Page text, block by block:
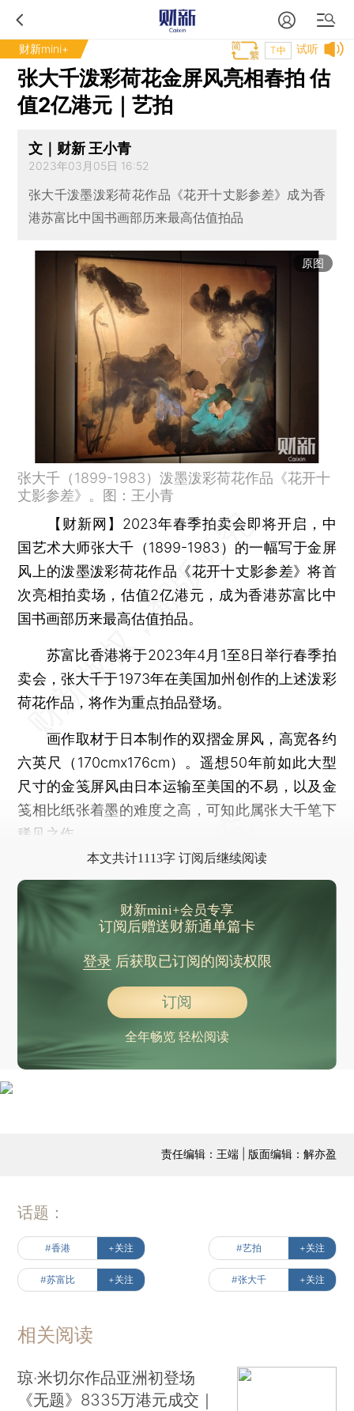
财新mini+ 试听
T中
张大千泼彩荷花金屏风亮相春拍 估
值2亿港元｜艺拍
文｜财新 王小青
2023年03月05日 16:52
张大千泼墨泼彩荷花作品《花开十丈影参差》成为香
港苏富比中国书画部历来最高估值拍品
原图
张大千（1899-1983）泼墨泼彩荷花作品《花开十
丈影参差》。图：王小青
【财新网】 2023年春季拍卖会即将开启，中
国艺术大师张大千（1899-1983）的一幅写于金屏
风上的泼墨泼彩荷花作品《花开十丈影参差》将首
次亮相拍卖场，估值2亿港元，成为香港苏富比中
国书画部历来最高估值拍品。
苏富比香港将于2023年4月1至8日举行春季拍
卖会，张大千于1973年在美国加州创作的上述泼彩
荷花作品，将作为重点拍品登场。
画作取材于日本制作的双摺金屏风，高宽各约
六英尺（170cmx176cm）。遥想50年前如此大型
尺寸的金笺屏风由日本运输至美国的不易，以及金
笺相比纸张着墨的难度之高，可知此属张大千笔下
稀见之作。
本文共计1113字 订阅后继续阅读
财新mini+会员专享
订阅后赠送财新通单篇卡
登录后获取已订阅的阅读权限
订阅
全年畅览 轻松阅读
责任编辑：王端 | 版面编辑：解亦盈
话题：
#香港 +关注 #艺拍 +关注
#苏富比 +关注 #张大千 +关注
相关阅读
琼‧米切尔作品亚洲初登场
《无题》8335万港元成交｜